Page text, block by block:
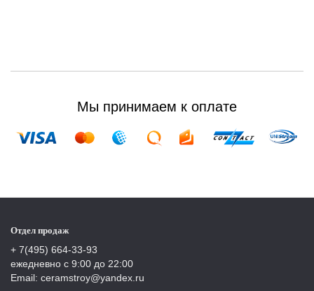
Мы принимаем к оплате
Отдел продаж
+ 7(495) 664-33-93
ежедневно с 9:00 до 22:00
Email: ceramstroy@yandex.ru